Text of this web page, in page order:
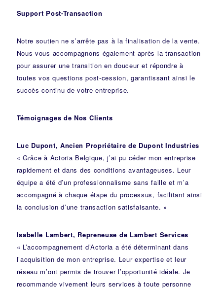
Support Post-Transaction
Notre soutien ne s’arrête pas à la finalisation de la vente.
Nous vous accompagnons également après la transaction
pour assurer une transition en douceur et répondre à
toutes vos questions post-cession, garantissant ainsi le
succès continu de votre entreprise.
Témoignages de Nos Clients
Luc Dupont, Ancien Propriétaire de Dupont Industries
« Grâce à Actoria Belgique, j’ai pu céder mon entreprise
rapidement et dans des conditions avantageuses. Leur
équipe a été d’un professionnalisme sans faille et m’a
accompagné à chaque étape du processus, facilitant ainsi
la conclusion d’une transaction satisfaisante. »
Isabelle Lambert, Repreneuse de Lambert Services
« L’accompagnement d’Actoria a été déterminant dans
l’acquisition de mon entreprise. Leur expertise et leur
réseau m’ont permis de trouver l’opportunité idéale. Je
recommande vivement leurs services à toute personne